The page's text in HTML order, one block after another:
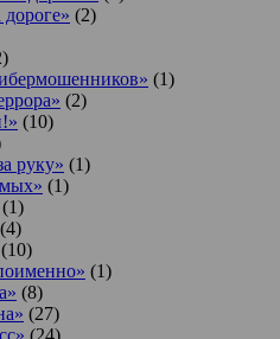
дороге» (2)
(1)
(2)
(10)
руку» (1)
(1)
(1)
(4)
(10)
(1)
(8)
(27)